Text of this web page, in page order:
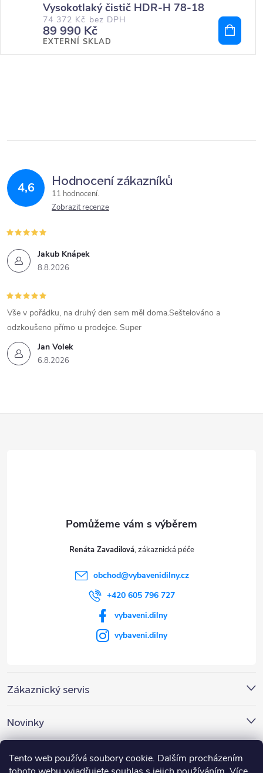
Tento web používá soubory cookie. Dalším procházením
Vysokotlaký čistič HDR-H 78-18
74 372 Kč bez DPH
89 990 Kč
EXTERNÍ SKLAD
4,6 Hodnocení zákazníků
11 hodnocení
Zobrazit recenze
Jakub Knápek
8.8.2026
Jan Volek
6.8.2026
Vše v pořádku, na druhý den sem měl doma.Seštelováno a
odzkoušeno přímo u prodejce. Super
Zákaznický servis
Novinky
Nákupní košík
Renáta Zavadilová
obchod@vybavenidilny.cz
+420 605 796 727
vybaveni.dilny
vybaveni.dilny